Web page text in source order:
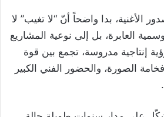
الأغنية، بدا واضحاً أنّ “لا تغيب” لا
العابرة، بل إلى نوعية المشاريع
إنتاجية مدروسة، تجمع بين قوة
الصورة، والحضور الفني الكبير